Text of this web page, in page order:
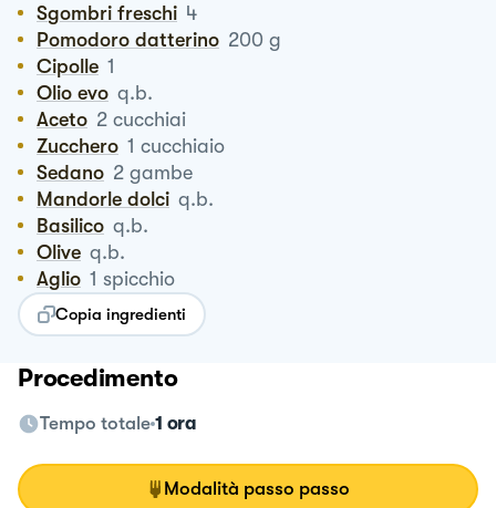
Sgombri freschi 4
Pomodoro datterino 200 g
Cipolle 1
Olio evo q.b.
Aceto 2 cucchiai
Zucchero 1 cucchiaio
Sedano 2 gambe
Mandorle dolci q.b.
Basilico q.b.
Olive q.b.
Aglio 1 spicchio
Copia ingredienti
Procedimento
Tempo totale 1 ora
Modalità passo passo